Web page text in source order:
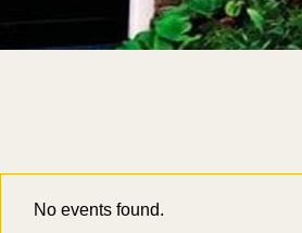
No events found.